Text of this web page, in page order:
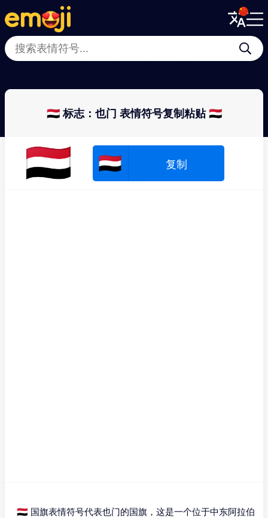
Menu
Close
Menu
Close
🇾🇪 标志：也门 表情符号复制粘贴 🇾🇪
🇾🇪 🇾🇪 复制
🇾🇪 国旗表情符号代表也门的国旗，这是一个位于中东阿拉伯